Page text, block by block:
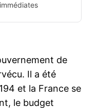
de
Il a été
et la France se
le budget